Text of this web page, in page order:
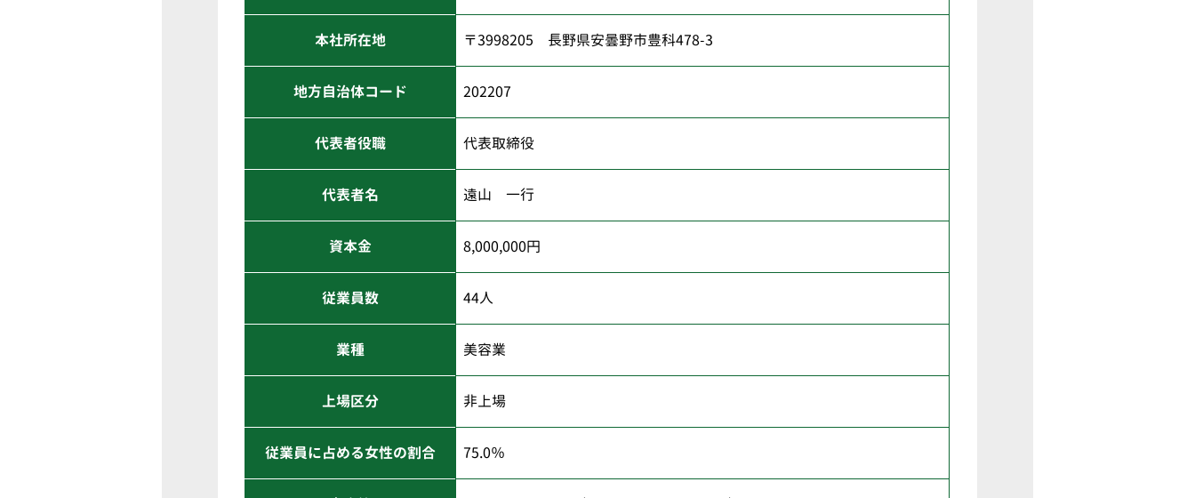
本社所在地 〒3998205 長野県安曇野市豊科478-3
地方自治体コード 202207
代表者役職 代表取締役
代表者名 遠山 一行
資本金 8,000,000円
従業員数 44人
業種 美容業
上場区分 非上場
従業員に占める女性の割合 75.0％